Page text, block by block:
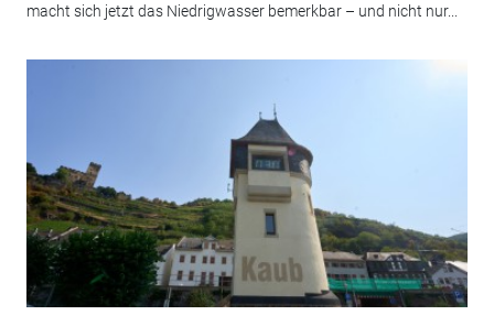
macht sich jetzt das Niedrigwasser bemerkbar – und nicht nur...